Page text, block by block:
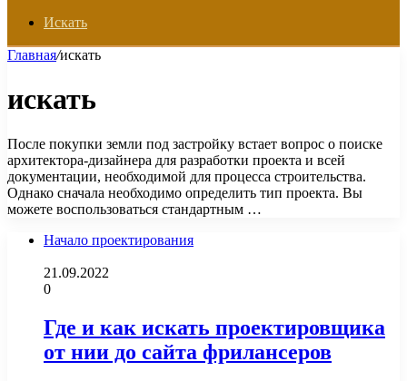
Искать
Главная/искать
искать
После покупки земли под застройку встает вопрос о поиске
архитектора-дизайнера для разработки проекта и всей
документации, необходимой для процесса строительства.
Однако сначала необходимо определить тип проекта. Вы
можете воспользоваться стандартным …
Начало проектирования
21.09.2022
0
Где и как искать проектировщика
от нии до сайта фрилансеров